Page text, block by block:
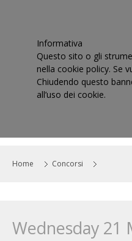
Home Concorsi
Wednesday 21
Informativa
Questo sito o gli
nella cookie policy. Se
Chiudendo questo
all’uso dei cookie.